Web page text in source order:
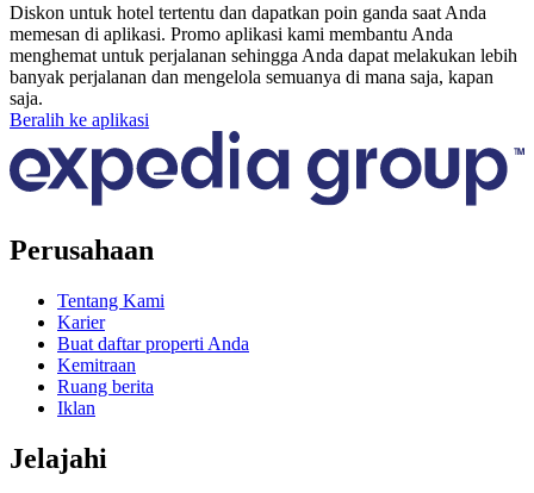
Diskon untuk hotel tertentu dan dapatkan poin ganda saat Anda
memesan di aplikasi. Promo aplikasi kami membantu Anda
menghemat untuk perjalanan sehingga Anda dapat melakukan lebih
banyak perjalanan dan mengelola semuanya di mana saja, kapan
saja.
Beralih ke aplikasi
Perusahaan
Tentang Kami
Karier
Buat daftar properti Anda
Kemitraan
Ruang berita
Iklan
Jelajahi